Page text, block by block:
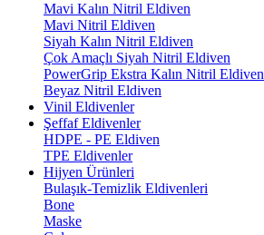
Mavi Kalın Nitril Eldiven
Mavi Nitril Eldiven
Siyah Kalın Nitril Eldiven
Çok Amaçlı Siyah Nitril Eldiven
PowerGrip Ekstra Kalın Nitril Eldiven
Beyaz Nitril Eldiven
Vinil Eldivenler
Şeffaf Eldivenler
HDPE - PE Eldiven
TPE Eldivenler
Hijyen Ürünleri
Bulaşık-Temizlik Eldivenleri
Bone
Maske